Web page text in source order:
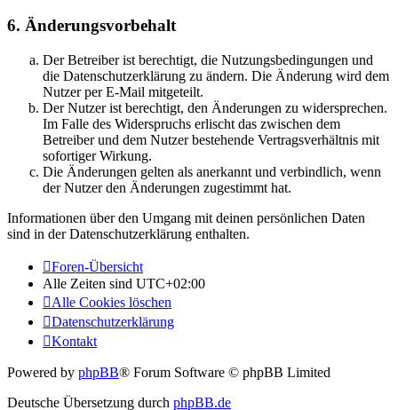
6. Änderungsvorbehalt
Der Betreiber ist berechtigt, die Nutzungsbedingungen und
die Datenschutzerklärung zu ändern. Die Änderung wird dem
Nutzer per E-Mail mitgeteilt.
Der Nutzer ist berechtigt, den Änderungen zu widersprechen.
Im Falle des Widerspruchs erlischt das zwischen dem
Betreiber und dem Nutzer bestehende Vertragsverhältnis mit
sofortiger Wirkung.
Die Änderungen gelten als anerkannt und verbindlich, wenn
der Nutzer den Änderungen zugestimmt hat.
Informationen über den Umgang mit deinen persönlichen Daten
sind in der Datenschutzerklärung enthalten.
Foren-Übersicht
Alle Zeiten sind UTC+02:00
Alle Cookies löschen
Datenschutzerklärung
Kontakt
Powered by phpBB® Forum Software © phpBB Limited
Deutsche Übersetzung durch phpBB.de